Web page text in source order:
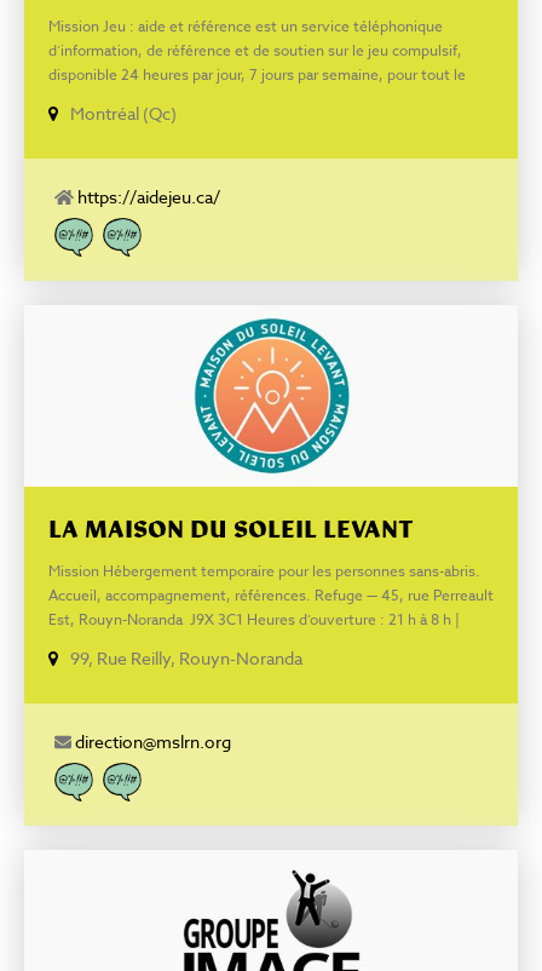
Mission Jeu : aide et référence est un service téléphonique
d’information, de référence et de soutien sur le jeu compulsif,
disponible 24 heures par jour, 7 jours par semaine, pour tout le
sur leurs habitudes de jeu et réfèrent les joueurs excessifs ainsi
Montréal (Qc)
https://aidejeu.ca/
LA MAISON DU SOLEIL LEVANT
Mission Hébergement temporaire pour les personnes sans-abris.
Accueil, accompagnement, références. Refuge — 45, rue Perreault
Est, Rouyn-Noranda J9X 3C1 Heures d’ouverture : 21 h à 8 h |
Rouyn-Noranda J9X 2T4 Centre de jour | Heures d’ouvertures : 9
99, Rue Reilly, Rouyn-Noranda
direction@mslrn.org